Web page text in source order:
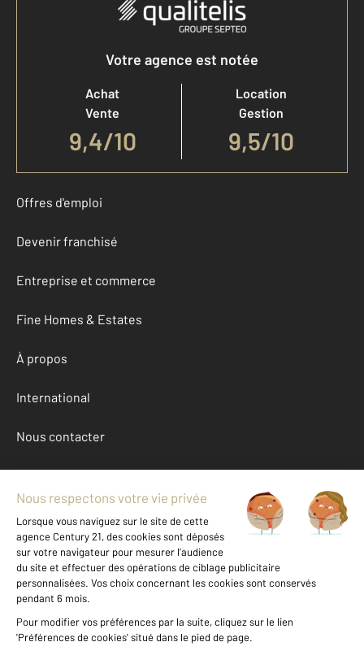
Votre agence est notée
Achat
Vente
9,4/10
Location
Gestion
9,5/10
Offres d'emploi
Devenir franchisé
Entreprise et commerce
Fine Homes & Estates
À propos
International
Nous contacter
Mentions légales & CGU et Barèmes d'honoraires
Données personnelles
Gestionnaire des cookies
Achat appartement autour de PARIS (75016)